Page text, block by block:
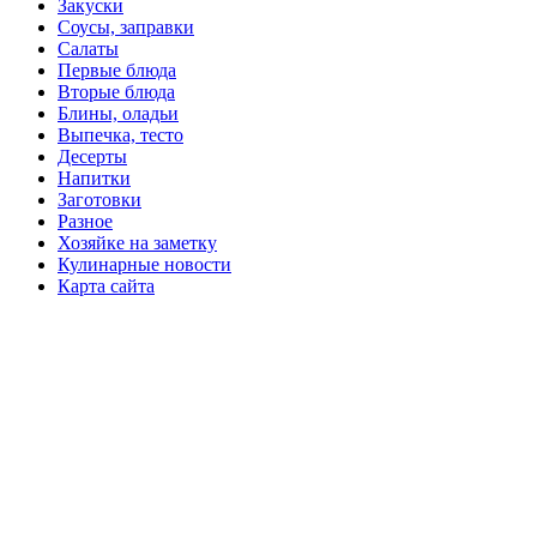
Закуски
Соусы, заправки
Салаты
Первые блюда
Вторые блюда
Блины, оладьи
Выпечка, тесто
Десерты
Напитки
Заготовки
Разное
Хозяйке на заметку
Кулинарные новости
Карта сайта